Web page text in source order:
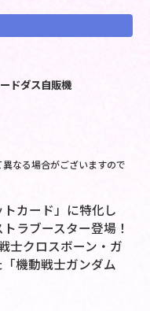
ドダス自販機
なる場合がございますので
トカード」に特化し
ラブースター登場！
士クロスボーン・ガ
「機動戦士ガンダム